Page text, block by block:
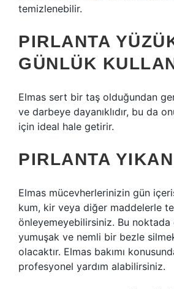
temizlenebilir.
PIRLANTA
GÜNLÜK
Elmas sert bir taş olduğundan
ve darbeye dayanıklıdır, bu da
için ideal hale getirir.
PIRLANTA
Elmas mücevherlerinizin gün
kum, kir veya diğer maddelerle
önleyemeyebilirsiniz. Bu noktada
yumuşak ve nemli bir bezle
olacaktır. Elmas bakımı
profesyonel yardım alabilirsiniz.